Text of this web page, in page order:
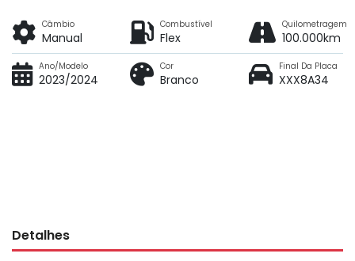
Câmbio
Manual
Combustível
Flex
Quilometragem
100.000km
Ano/Modelo
2023/2024
Cor
Branco
Final Da Placa
XXX8A34
Detalhes